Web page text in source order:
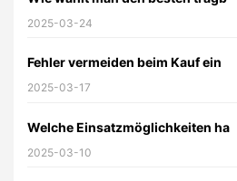
2025-03-24
Fehler vermeiden beim Kauf ein
2025-03-17
Welche Einsatzmöglichkeiten ha
2025-03-10